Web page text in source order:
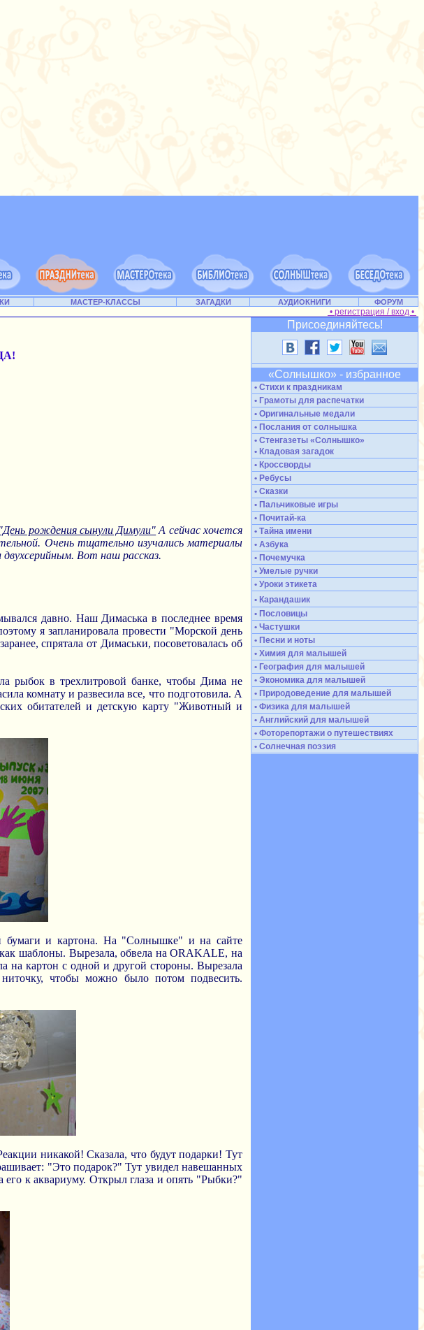
МАСТЕР-КЛАССЫ ЗАГАДКИ АУДИОКНИГИ ФОРУМ
• регистрация / вход •
"День рождения сынули Димули" А сейчас хочется
Очень тщательно изучались материалы
двухсерийным. Вот наш рассказ.
давно. Наш Димаська в последнее время
я запланировала провести "Морской день
спрятала от Димаськи, посоветовалась об
рыбок в трехлитровой банке, чтобы Дима не
комнату и развесила все, что подготовила. А
обитателей и детскую карту "Животный и
бумаги и картона. На "Солнышке" и на сайте
шаблоны. Вырезала, обвела на ORAKALE, на
на картон с одной и другой стороны. Вырезала
чтобы можно было потом подвесить.
никакой! Сказала, что будут подарки! Тут
"Это подарок?" Тут увидел навешанных
его к аквариуму. Открыл глаза и опять "Рыбки?"
Присоединяйтесь!
«Солнышко» - избранное
• Стихи к праздникам
• Грамоты для распечатки
• Оригинальные медали
• Послания от солнышка
• Стенгазеты «Солнышко»
• Кладовая загадок
• Кроссворды
• Ребусы
• Сказки
• Пальчиковые игры
• Почитай-ка
• Тайна имени
• Азбука
• Почемучка
• Умелые ручки
• Уроки этикета
• Карандашик
• Пословицы
• Частушки
• Песни и ноты
• Химия для малышей
• География для малышей
• Экономика для малышей
• Природоведение для малышей
• Физика для малышей
• Английский для малышей
• Фоторепортажи о путешествиях
• Солнечная поэзия